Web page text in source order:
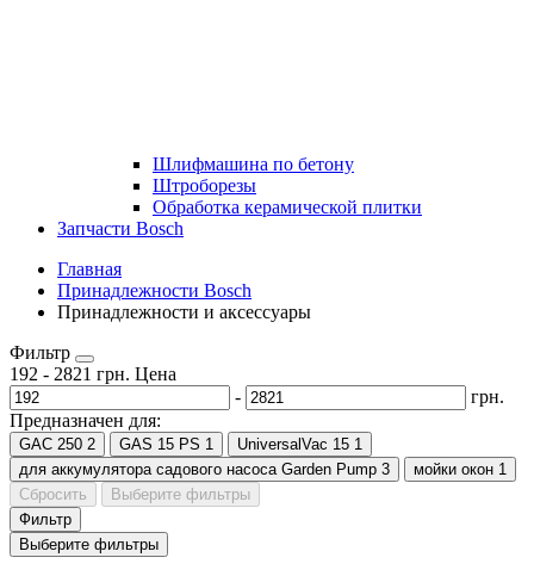
Шлифмашина по бетону
Штроборезы
Обработка керамической плитки
Запчасти Bosch
Главная
Принадлежности Bosch
Принадлежности и аксессуары
Фильтр
192 - 2821 грн. Цена
-
грн.
Предназначен для:
GAC 250 2 GAS 15 PS 1 UniversalVac 15 1
для аккумулятора садового насоса Garden Pump 3 мойки окон 1
Сбросить
Выберите фильтры
Фильтр
Выберите фильтры